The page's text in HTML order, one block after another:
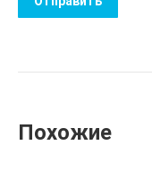
Похожие